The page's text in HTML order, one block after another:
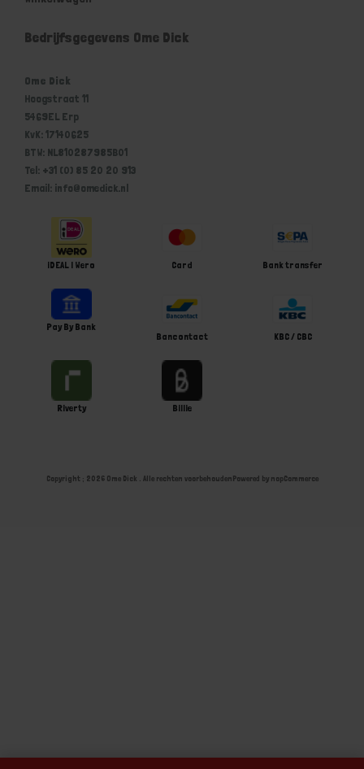
Bedrijfsgegevens Ome Dick
Ome Dick
Hoogstraat 11
5469EL Erp
KvK: 17140625
BTW: NL810287985B01
Tel: +31 (0) 85 20 20 913
Email: info@omedick.nl
iDEAL | Wero Card Bank transfer
Pay By Bank
Bancontact
KBC / CBC
Riverty Billie
Copyright ; 2026 Ome Dick . Alle rechten voorbehoudenPowered by nopCommerce